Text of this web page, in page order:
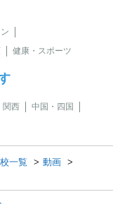
健康・スポーツ
関西
中国・四国
一覧
動画